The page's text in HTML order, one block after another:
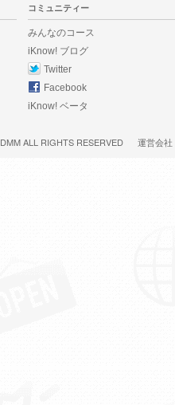
コミュニティー
みんなのコース
iKnow! ブログ
Twitter
Facebook
iKnow! ベータ
DMMALL RIGHTS RESERVED 運営会社